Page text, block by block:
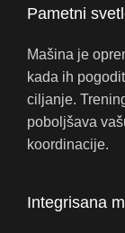
Pametni
Mašina je
kada ih
ciljanje.
poboljšava
koordinacije.
Integrisana